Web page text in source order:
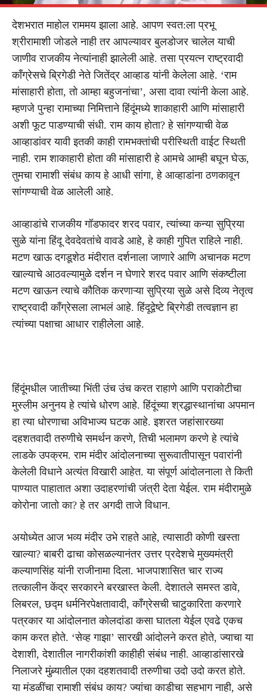
देशभरात माहोल राममय झाला आहे. आपण स्वत:ला प्रभू
श्रीरामाशी जोडले नाही तर आपल्यावर बुलडोजर चालेल याची
जाणीव राजकीय नेत्यांनाही झालेली आहे. तसा प्रयत्न राष्ट्रवादी
काँग्रेसचे ब्रिगेडी नेते जितेंद्र आव्हाड यांनी केलेला आहे. ‘राम
मांसाहारी होता, तो आम्हा बहुजनांचा’, असा दावा त्यांनी केला आहे.
म्हणजे पुन्हा रामाच्या निमित्ताने हिंदूंमध्ये शाकाहारी आणि मांसाहारी
अशी फूट पाडण्याची संधी. राम काय होता? हे सांगण्याची वेळ
आव्हाडांवर यावी इतकी काही रामभक्तांची परीस्थिती वाईट स्थिती
नाही. राम शाकाहारी होता की मांसाहारी हे आमचे आम्ही बघून घेऊ,
तुमचा रामाशी संबंध काय हे आधी सांगा, हे आव्हाडांना ठणकावून
सांगण्याची वेळ आलेली आहे.
आव्हाडांचे राजकीय गॉडफादर शरद पवार, त्यांच्या कन्या सुप्रिया
सुळे यांना हिंदू देवदेवतांचे वावडे आहे, हे काही गुपित राहिले नाही.
मटण खाऊ दगडूशेठ मंदीरात दर्शनाला जाणारे आणि अचानक मटण
खाल्याचे आठवल्यामुळे दर्शन न घेणारे शरद पवार आणि संकष्टीला
मटण खाऊन त्याचे कौतिक करणाऱ्या सुप्रिया सुळे असे दिव्य नेतृत्व
राष्ट्रवादी काँग्रेसला लाभलं आहे. हिंदूद्वेष्टे ब्रिगेडी तत्वज्ञान हा
त्यांच्या पक्षाचा आधार राहीलेला आहे.
हिंदूंमधील जातीच्या भिंती उंच उंच करत राहाणे आणि पराकोटीचा
मुस्लीम अनुनय हे त्यांचे धोरण आहे. हिंदूंच्या श्रद्धास्थानांचा अपमान
हा त्या धोरणाचा अविभाज्य घटक आहे. इशरत जहांसारख्या
दहशतवादी तरुणीचे समर्थन करणे, तिची भलामण करणे हे त्यांचे
लाडके उपक्रम. राम मंदीर आंदोलनाच्या सुरूवातीपासून पवारांनी
केलेली विधाने अत्यंत विखारी आहेत. या संपूर्ण आंदोलनाला ते किती
पाण्यात पाहातात अशा उदाहरणांची जंत्री देता येईल. राम मंदीरामुळे
कोरोना जातो का? हे तर अगदी ताजे विधान.
अयोध्येत आज भव्य मंदीर उभे राहते आहे, त्यासाठी कोणी खस्ता
खाल्या? बाबरी ढाचा कोसळल्यानंतर उत्तर प्रदेशचे मुख्यमंत्री
कल्याणसिंह यांनी राजीनामा दिला. भाजपाशासित चार राज्य
तत्कालीन केंद्र सरकारने बरखास्त केली. देशातले समस्त डावे,
लिबरल, छद्म धर्मनिरपेक्षतावादी, काँग्रेसची चाटुकारिता करणारे
पत्रकार या आंदोलनात कोलदांडा कसा घातला येईल एवढे एकच
काम करत होते. ‘सेव्ह गाझा’ सारखी आंदोलने करत होते, ज्याचा या
देशाशी, देशातील नागरीकांशी काहीही संबंध नाही. आव्हाडांसारखे
निलाजरे मुंब्र्यातील एका दहशतवादी तरुणीचा उदो उदो करत होते.
या मंडळींचा रामाशी संबंध काय? ज्यांचा काडीचा सहभाग नाही, असे